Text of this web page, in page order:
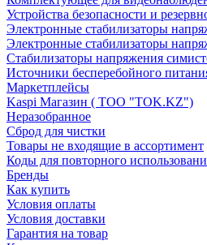
Устройства безопасности и
Электронные стабилизаторы
Электронные стабилизаторы
Стабилизаторы напряжения
Источники бесперебойного
Маркетплейсы
Kaspi Магазин ( ТОО "TOK.KZ")
Неразобранное
Сброд для чистки
Товары не входящие в ассортимент
Коды для повторного
Бренды
Как купить
Условия оплаты
Условия доставки
Гарантия на товар